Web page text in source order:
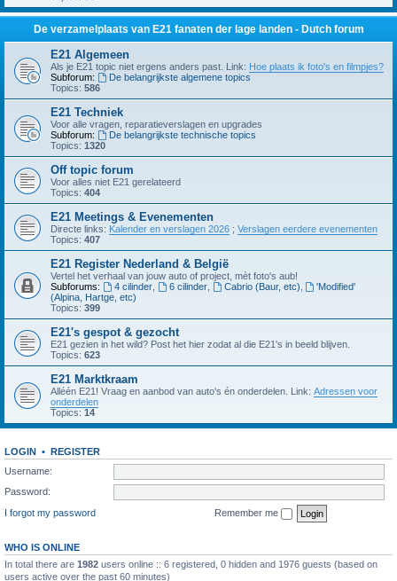
De verzamelplaats van E21 fanaten der lage landen - Dutch forum
E21 Algemeen
Als je E21 topic niet ergens anders past. Link: Hoe plaats ik foto's en filmpjes?
Subforum:
De belangrijkste algemene topics
Topics: 586
E21 Techniek
Voor alle vragen, reparatieverslagen en upgrades
Subforum:
De belangrijkste technische topics
Topics: 1320
Off topic forum
Voor alles niet E21 gerelateerd
Topics: 404
E21 Meetings & Evenementen
Directe links: Kalender en verslagen 2026 ; Verslagen eerdere evenementen
Topics: 407
E21 Register Nederland & België
Vertel het verhaal van jouw auto of project, mèt foto's aub!
Subforums:
4 cilinder, 6 cilinder, Cabrio (Baur, etc)
'Modified'
(Alpina, Hartge, etc)
Topics: 399
E21's gespot & gezocht
E21 gezien in het wild? Post het hier zodat al die E21's in beeld blijven.
Topics: 623
E21 Marktkraam
Alléén E21! Vraag en aanbod van auto's én onderdelen. Link: Adressen voor
onderdelen
Topics: 14
LOGIN • REGISTER
Username:
Password:
I forgot my password
Remember me
WHO IS ONLINE
In total there are 1982 users online :: 6 registered, 0 hidden and 1976 guests (based on
users active over the past 60 minutes)